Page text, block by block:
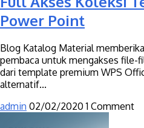
Power Point
Blog Katalog Material
pembaca untuk mengakses file-
dari template premium WPS
alternatif...
admin 02/02/2020 1 Comment